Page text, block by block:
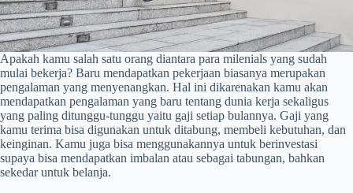
Apakah kamu salah satu orang diantara para milenials yang sudah
mulai bekerja? Baru mendapatkan pekerjaan biasanya merupakan
pengalaman yang menyenangkan. Hal ini dikarenakan kamu akan
mendapatkan pengalaman yang baru tentang dunia kerja sekaligus
yang paling ditunggu-tunggu yaitu gaji setiap bulannya. Gaji yang
kamu terima bisa digunakan untuk ditabung, membeli kebutuhan, dan
keinginan. Kamu juga bisa menggunakannya untuk berinvestasi
supaya bisa mendapatkan imbalan atau sebagai tabungan, bahkan
sekedar untuk belanja.